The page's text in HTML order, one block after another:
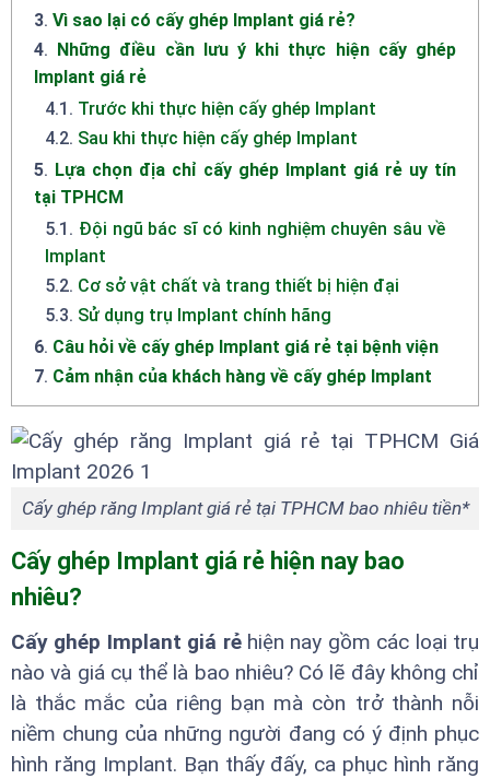
3. Vì sao lại có cấy ghép Implant giá rẻ?
4. Những điều cần lưu ý khi thực hiện cấy ghép
Implant giá rẻ
4.1 . Trước khi thực hiện cấy ghép Implant
4.2. Sau khi thực hiện cấy ghép Implant
5. Lựa chọn địa chỉ cấy ghép Implant giá rẻ uy tín
tại TPHCM
5.1 . Đội ngũ bác sĩ có kinh nghiệm chuyên sâu về
Implant
5.2. Cơ sở vật chất và trang thiết bị hiện đại
5.3. Sử dụng trụ Implant chính hãng
6. Câu hỏi về cấy ghép Implant giá rẻ tại bệnh viện
7. Cảm nhận của khách hàng về cấy ghép Implant
Cấy ghép răng Implant giá rẻ tại TPHCM bao nhiêu tiền*
Cấy ghép Implant giá rẻ hiện nay bao
nhiêu?
Cấy ghép Implant giá rẻhiện nay gồm các loại trụ
nào và giá cụ thể là bao nhiêu? Có lẽ đây không chỉ
là thắc mắc của riêng bạn mà còn trở thành nỗi
niềm chung của những người đang có ý định phục
hình răng Implant. Bạn thấy đấy, ca phục hình răng